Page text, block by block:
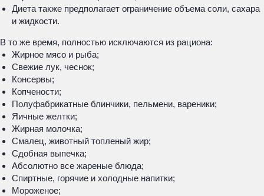
Диета также предполагает ограничение объема соли, сахара
и жидкости.
В то же время, полностью исключаются из рациона:
Жирное мясо и рыба;
Свежие лук, чеснок;
Консервы;
Копчености;
Полуфабрикатные блинчики, пельмени, вареники;
Яичные желтки;
Жирная молочка;
Смалец, животный топленый жир;
Сдобная выпечка;
Абсолютно все жареные блюда;
Спиртные, горячие и холодные напитки;
Мороженое;